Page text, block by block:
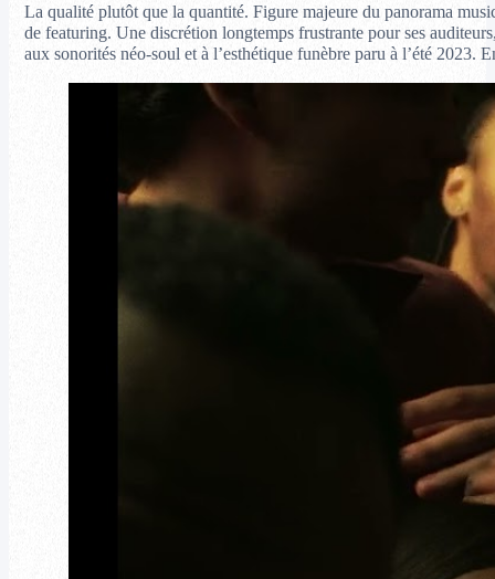
La qualité plutôt que la quantité. Figure majeure du panorama
de featuring. Une discrétion longtemps frustrante pour ses
aux sonorités néo-soul et à l’esthétique funèbre paru à l’été 2023.